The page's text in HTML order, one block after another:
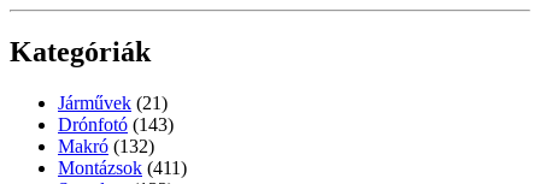
Kategóriák
Járművek (21)
Drónfotó (143)
Makró (132)
Montázsok (411)